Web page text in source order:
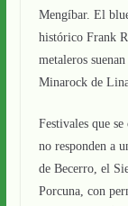
Mengíbar. El
histórico Frank
metaleros
Minarock de
Festivales que
no responden a
de Becerro, el
Porcuna, con